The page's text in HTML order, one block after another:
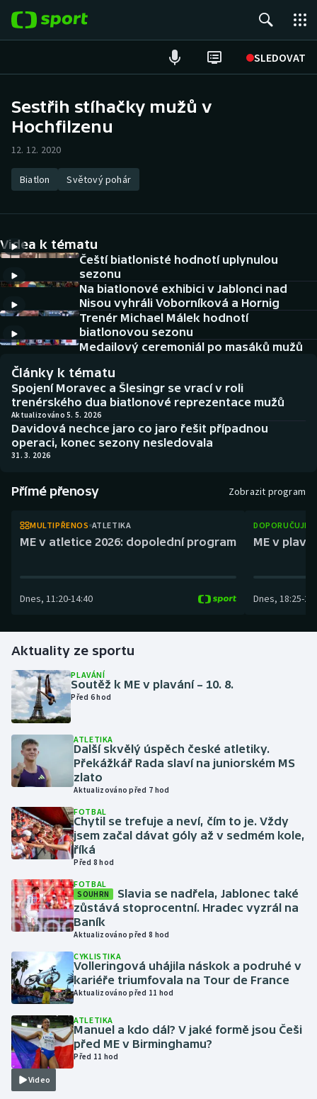
SLEDOVAT
Hokej
Atletika
DALŠÍ SPORTY
Americký fotbal
Baseball a softbal
Biatlon
Boby a skeleton
Curling
Dostihy
Futsal
Golf
Gymnastika
Házená
Jezdectví
Judo
Krasobruslení
Lezení
Moderní pětiboj
Motorsport
Olympijské hry
Parasport
Plavání
Plážový volejbal
NEPŘEHLÉDNĚTE
Aplikace ČT sport
AZ kvíz
Sestřih stíhačky mužů v
Hochfilzenu
12. 12. 2020
Biatlon Světový pohár
Videa k tématu
Čeští biatlonisté hodnotí uplynulou
sezonu
Na biatlonové exhibici v Jablonci nad
Nisou vyhráli Voborníková a Hornig
Trenér Michael Málek hodnotí
biatlonovou sezonu
Medailový ceremoniál po masáků mužů
Články k tématu
Spojení Moravec a Šlesingr se vrací v roli
trenérského dua biatlonové reprezentace mužů
Aktualizováno 5. 5. 2026
Davidová nechce jaro co jaro řešit případnou
operaci, konec sezony nesledovala
31. 3. 2026
Přímé přenosy Zobrazit program
MULTIPŘENOS ATLETIKA
ME v atletice 2026: dopolední program
Dnes, 11:20-14:40
ME v
Dnes, 18:25-
Aktuality ze sportu
PLAVÁNÍ
Soutěž k ME v plavání – 10. 8.
Před 6 hod
ATLETIKA
Další skvělý úspěch české atletiky.
Překážkář Rada slaví na juniorském MS
zlato
Aktualizováno před 7 hod
FOTBAL
Chytil se trefuje a neví, čím to je. Vždy
jsem začal dávat góly až v sedmém kole,
říká
Před 8 hod
FOTBAL
SOUHRN
Slavia se nadřela, Jablonec také
zůstává stoprocentní. Hradec vyzrál na
Baník
Aktualizováno před 8 hod
CYKLISTIKA
Volleringová uhájila náskok a podruhé v
kariéře triumfovala na Tour de France
Aktualizováno před 11 hod
Video
ATLETIKA
Manuel a kdo dál? V jaké formě jsou Češi
před ME v Birminghamu?
Před 11 hod